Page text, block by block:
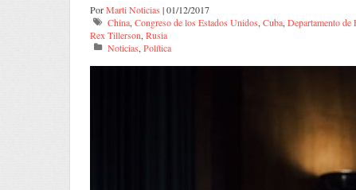
PorMarti Noticias | 01/12/2017
China, Congreso de los Estados Unidos, Cuba, Departamento de
Rex Tillerson, Rusia
Noticias, Política